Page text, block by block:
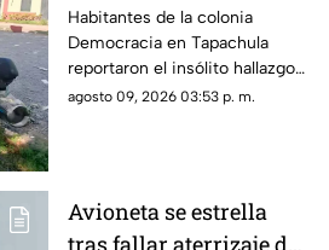
constrictor en
Tapachula, Chiapas
Habitantes de la colonia
Democracia en Tapachula
reportaron el insólito hallazgo
de una boa de gran tamaño en
agosto 09, 2026 03:53 p. m.
Avioneta se estrella
tras fallar aterrizaje de